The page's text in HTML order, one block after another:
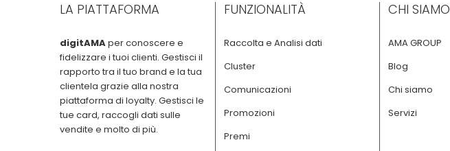
LA PIATTAFORMA
digitAMAper conoscere e
fidelizzare i tuoi clienti. Gestisci il
rapporto tra il tuo brand e la tua
clientela grazie alla nostra
piattaforma di loyalty. Gestisci le
tue card, raccogli dati sulle
vendite e molto di più.
FUNZIONALITÀ
Raccolta e Analisi dati
Cluster
Comunicazioni
Promozioni
Premi
CHI SIAMO
AMA GROUP
Blog
Chi siamo
Servizi